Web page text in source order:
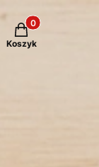
Produkty w
Koszyk